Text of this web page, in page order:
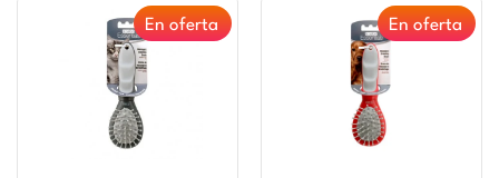
En oferta En oferta